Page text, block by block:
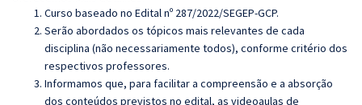
Curso baseado no Edital nº 287/2022/SEGEP-GCP.
Serão abordados os tópicos mais relevantes de cada
disciplina (não necessariamente todos), conforme critério dos
respectivos professores.
Informamos que, para facilitar a compreensão e a absorção
dos conteúdos previstos no edital, as videoaulas de